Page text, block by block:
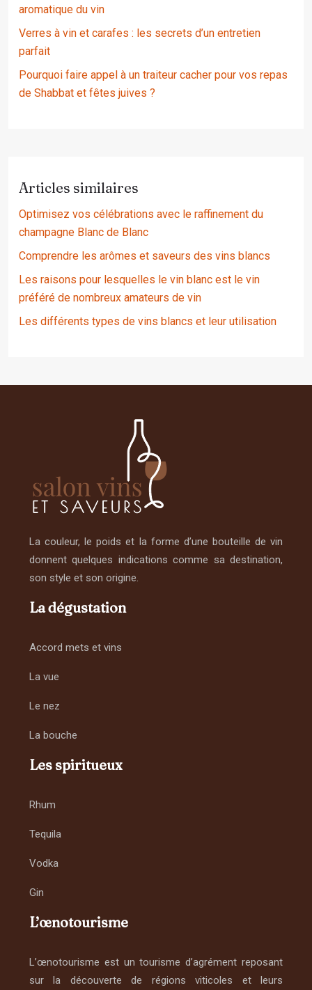
aromatique du vin
Verres à vin et carafes : les secrets d’un entretien
parfait
Pourquoi faire appel à un traiteur cacher pour vos repas
de Shabbat et fêtes juives ?
Articles similaires
Optimisez vos célébrations avec le raffinement du
champagne Blanc de Blanc
Comprendre les arômes et saveurs des vins blancs
Les raisons pour lesquelles le vin blanc est le vin
préféré de nombreux amateurs de vin
Les différents types de vins blancs et leur utilisation
La couleur, le poids et la forme d’une bouteille de vin
donnent quelques indications comme sa destination,
son style et son origine.
La dégustation
Accord mets et vins
La vue
Le nez
La bouche
Les spiritueux
Rhum
Tequila
Vodka
Gin
L’œnotourisme
L’œnotourisme est un tourisme d’agrément reposant
sur la découverte de régions viticoles et leurs